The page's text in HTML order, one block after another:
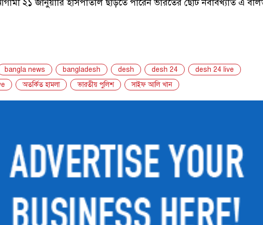
২১ জানুয়ারি হাসপাতাল ছাড়তে পারেন ভারতের ছোট নবাবখ্যাত এ
bangla news bangladesh desh desh 24
desh 24 live
অতর্কিত হামলা ভারতীয় পুলিশ সাইফ আলি খান